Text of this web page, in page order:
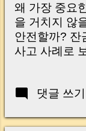
왜 가장 중요
을 거치지 않
안전할까? 잔
사고 사례로
Your
Real Risks
댓글 쓰기